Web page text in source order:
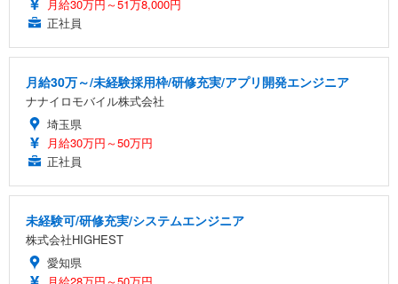
月給30万円～51万8,000円
正社員
月給30万～/未経験採用枠/研修充実/アプリ開発エンジニア
ナナイロモバイル株式会社
埼玉県
月給30万円～50万円
正社員
未経験可/研修充実/システムエンジニア
株式会社HIGHEST
愛知県